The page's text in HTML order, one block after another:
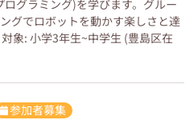
グラミング)を学びます。グルー
グでロボットを動かす楽しさと達
象: 小学3年生~中学生 (豊島区在
参加者募集